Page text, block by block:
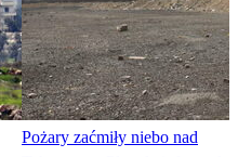
Pożary zaćmiły niebo nad